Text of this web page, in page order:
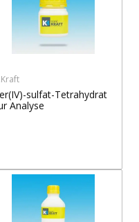
sulfat-Tetrahydrat
Analyse